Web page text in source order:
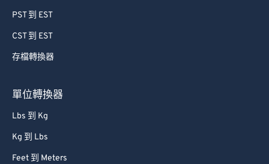
PST 到 EST
CST 到 EST
存檔轉換器
單位轉換器
Lbs 到 Kg
Kg 到 Lbs
Feet 到 Meters